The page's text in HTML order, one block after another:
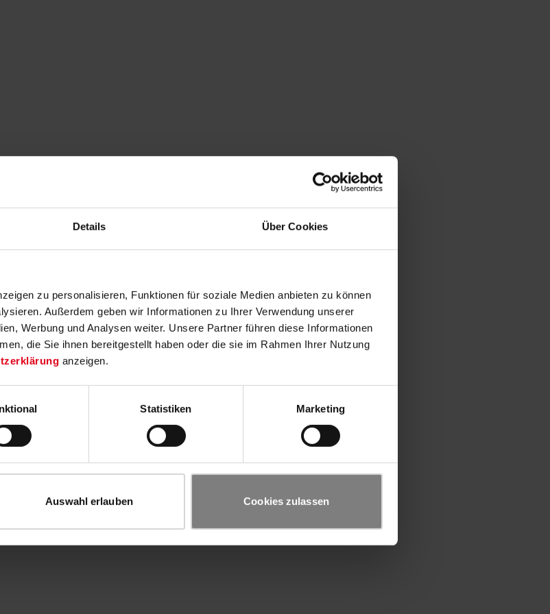
Details Über Cookies
zu personalisieren, Funktionen für soziale Medien anbieten zu können
Außerdem geben wir Informationen zu Ihrer Verwendung unserer
Werbung und Analysen weiter. Unsere Partner führen diese Informationen
die Sie ihnen bereitgestellt haben oder die sie im Rahmen Ihrer Nutzung
anzeigen.
Statistiken Marketing
Auswahl erlauben Cookies zulassen